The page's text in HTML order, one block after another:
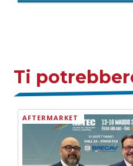
Ti
AFTERMARKET